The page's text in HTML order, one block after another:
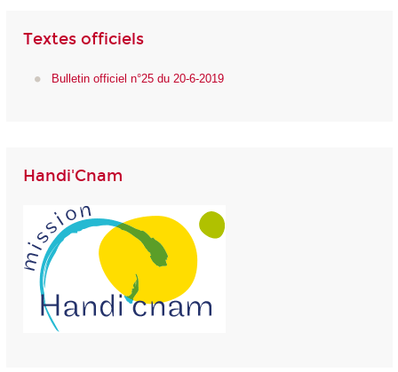
Textes officiels
Bulletin officiel n°25 du 20-6-2019
Handi'Cnam